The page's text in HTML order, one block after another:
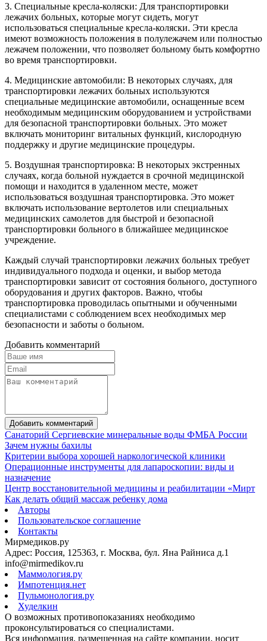
3. Специальные кресла-коляски: Для транспортировки
лежачих больных, которые могут сидеть, могут
использоваться специальные кресла-коляски. Эти кресла
имеют возможность положения в полулежачем или полностью
лежачем положении, что позволяет больному быть комфортно
во время транспортировки.
4. Медицинские автомобили: В некоторых случаях, для
транспортировки лежачих больных используются
специальные медицинские автомобили, оснащенные всем
необходимым медицинским оборудованием и устройствами
для безопасной транспортировки больных. Это может
включать мониторинг витальных функций, кислородную
поддержку и другие медицинские процедуры.
5. Воздушная транспортировка: В некоторых экстренных
случаях, когда больной нуждается в срочной медицинской
помощи и находится в удаленном месте, может
использоваться воздушная транспортировка. Это может
включать использование вертолетов или специальных
медицинских самолетов для быстрой и безопасной
транспортировки больного в ближайшее медицинское
учреждение.
Каждый случай транспортировки лежачих больных требует
индивидуального подхода и оценки, и выбор метода
транспортировки зависит от состояния больного, доступного
оборудования и других факторов. Важно, чтобы
транспортировка проводилась опытными и обученными
специалистами с соблюдением всех необходимых мер
безопасности и заботы о больном.
Добавить комментарий
Добавить комментарий
Санаторий Сергиевские минеральные воды ФМБА России
Зачем нужны бахилы
Критерии выбора хорошей наркологической клиники
Операционные инструменты для лапароскопии: виды и
назначение
Центр восстановительной медицины и реабилитации «Мирт
Как делать общий массаж ребенку дома
Авторы
Пользовательское соглашение
Контакты
Мирмедиков.ру
Адрес: Россия, 125363, г. Москва, бул. Яна Райниса д.1
info@mirmedikov.ru
Маммология.ру
Импотенция.нет
Пульмонология.ру
Худелкин
О возможных противопоказаниях необходимо
проконсультироваться со специалистами.
Вся информация, размещенная на сайте компании, носит